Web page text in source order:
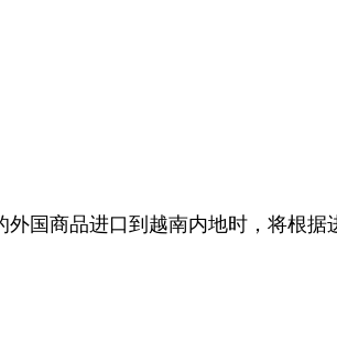
国商品进口到越南内地时，将根据